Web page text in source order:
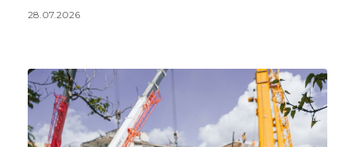
28.07.2026